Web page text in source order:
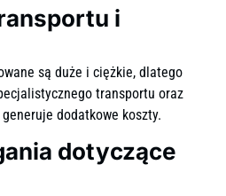
i
są duże i ciężkie, dlatego
transportu oraz
dodatkowe koszty.
dotyczące